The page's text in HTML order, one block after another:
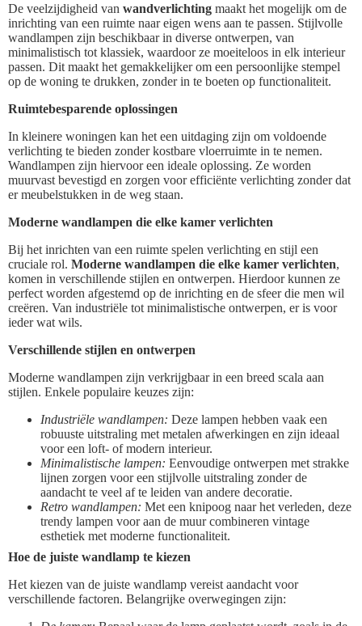
De veelzijdigheid van wandverlichting maakt het mogelijk om de
inrichting van een ruimte naar eigen wens aan te passen. Stijlvolle
wandlampen zijn beschikbaar in diverse ontwerpen, van
minimalistisch tot klassiek, waardoor ze moeiteloos in elk interieur
passen. Dit maakt het gemakkelijker om een persoonlijke stempel
op de woning te drukken, zonder in te boeten op functionaliteit.
Ruimtebesparende oplossingen
In kleinere woningen kan het een uitdaging zijn om voldoende
verlichting te bieden zonder kostbare vloerruimte in te nemen.
Wandlampen zijn hiervoor een ideale oplossing. Ze worden
muurvast bevestigd en zorgen voor efficiënte verlichting zonder dat
er meubelstukken in de weg staan.
Moderne wandlampen die elke kamer verlichten
Bij het inrichten van een ruimte spelen verlichting en stijl een
cruciale rol. Moderne wandlampen die elke kamer verlichten,
komen in verschillende stijlen en ontwerpen. Hierdoor kunnen ze
perfect worden afgestemd op de inrichting en de sfeer die men wil
creëren. Van industriële tot minimalistische ontwerpen, er is voor
ieder wat wils.
Verschillende stijlen en ontwerpen
Moderne wandlampen zijn verkrijgbaar in een breed scala aan
stijlen. Enkele populaire keuzes zijn:
Industriële wandlampen: Deze lampen hebben vaak een
robuuste uitstraling met metalen afwerkingen en zijn ideaal
voor een loft- of modern interieur.
Minimalistische lampen: Eenvoudige ontwerpen met strakke
lijnen zorgen voor een stijlvolle uitstraling zonder de
aandacht te veel af te leiden van andere decoratie.
Retro wandlampen: Met een knipoog naar het verleden, deze
trendy lampen voor aan de muur combineren vintage
esthetiek met moderne functionaliteit.
Hoe de juiste wandlamp te kiezen
Het kiezen van de juiste wandlamp vereist aandacht voor
verschillende factoren. Belangrijke overwegingen zijn: